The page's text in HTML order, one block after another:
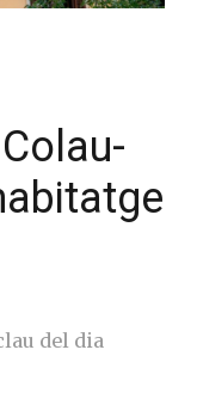
del dia